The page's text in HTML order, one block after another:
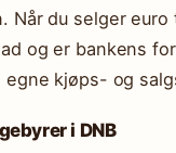
Når du selger euro
og er bankens
kjøps- og
i DNB